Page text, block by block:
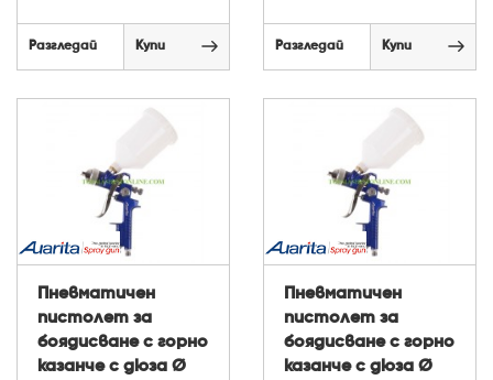
Разгледай Купи Разгледай Купи
Пневматичен
пистолет за
боядисване с горно
казанче с дюза Ø
Пневматичен
пистолет за
боядисване с горно
казанче с дюза Ø